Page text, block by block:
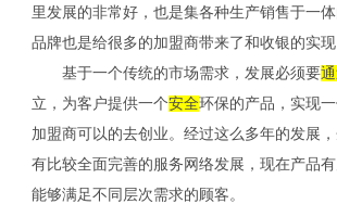
里发展的非常好，也是集各种生产销售于一
品牌也是给很多的加盟商带来了和收银的实现
基于一个传统的市场需求，发展必须要
立，为客户提供一个安全环保的产品，实现
加盟商可以的去创业。经过这么多年的发展
有比较全面完善的服务网络发展，现在产品有
能够满足不同层次需求的顾客。